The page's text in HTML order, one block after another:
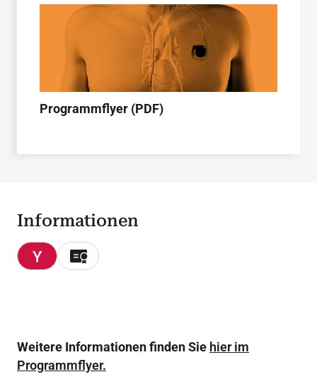
Programmflyer (PDF)
Informationen
Weitere Informationen finden Sie hier im
Programmflyer.